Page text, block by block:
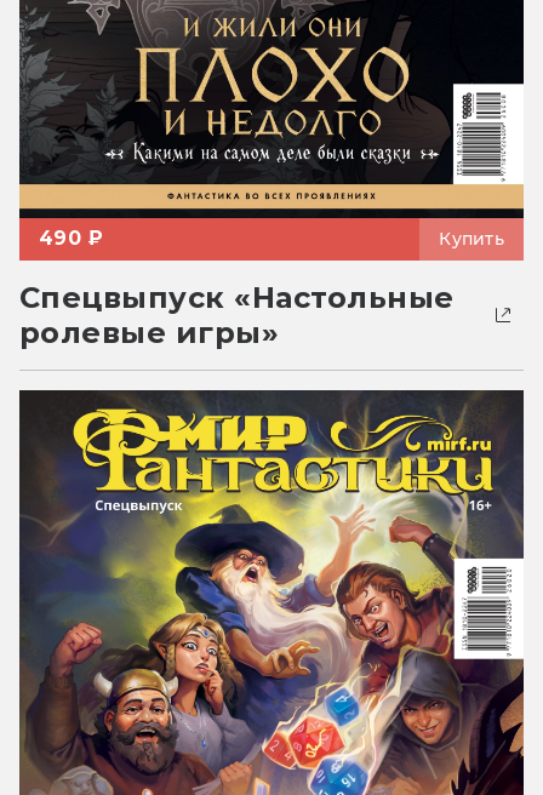
490 ₽ Купить
Спецвыпуск «Настольные
ролевые игры»